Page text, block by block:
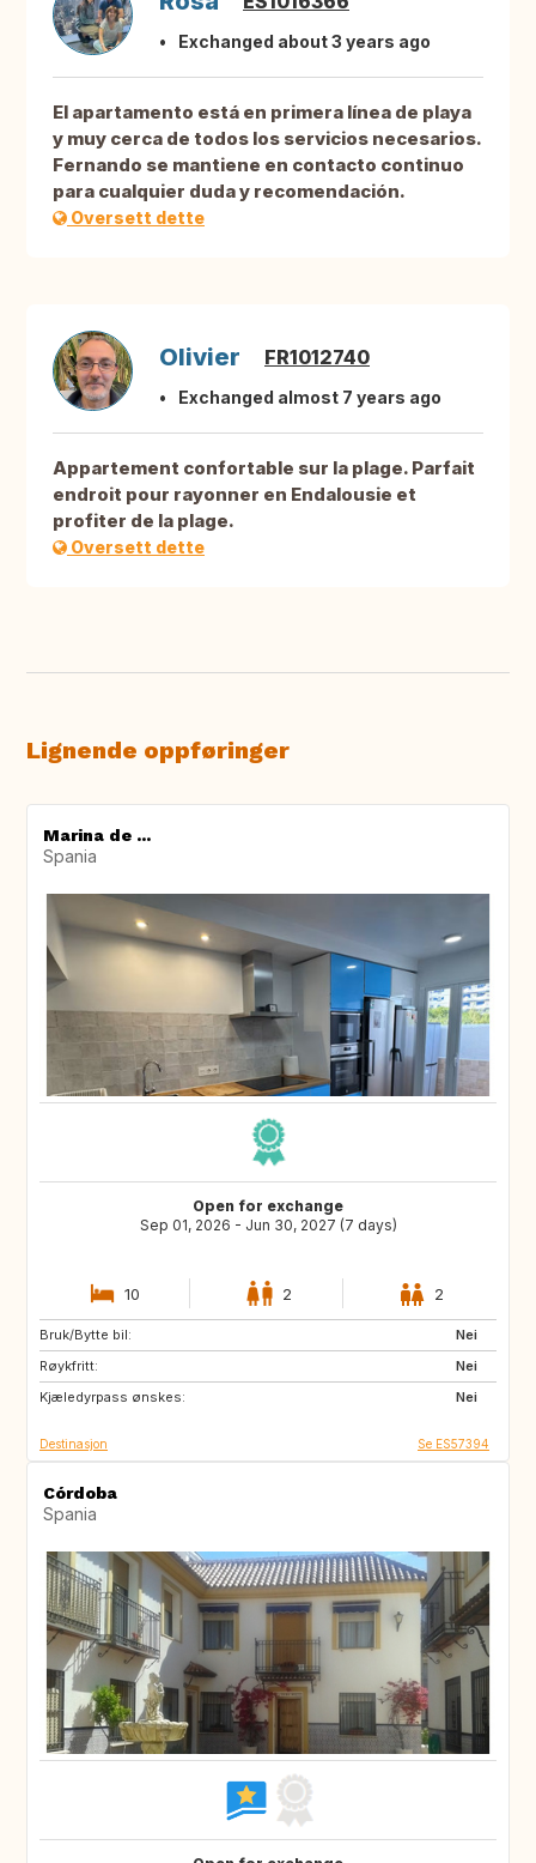
Exchanged about 3 years ago
El apartamento está en primera línea de playa
y muy cerca de todos los servicios necesarios.
Fernando se mantiene en contacto continuo
para cualquier duda y recomendación.
Oversett dette
Olivier FR1012740
Exchanged almost 7 years ago
Appartement confortable sur la plage. Parfait
endroit pour rayonner en Endalousie et
profiter de la plage.
Oversett dette
Lignende oppføringer
Marina de ...
Spania
Open for exchange
Sep 01, 2026 - Jun 30, 2027 (7 days)
10 2 2
Bruk/Bytte bil:
Nei
Røykfritt:
Nei
Kjæledyrpass ønskes:
Nei
US
ES
Destinasjon Se ES57394
Córdoba
Spania